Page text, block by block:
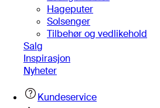
Hageputer
Solsenger
Tilbehør og vedlikehold
Salg
Inspirasjon
Nyheter
Kundeservice